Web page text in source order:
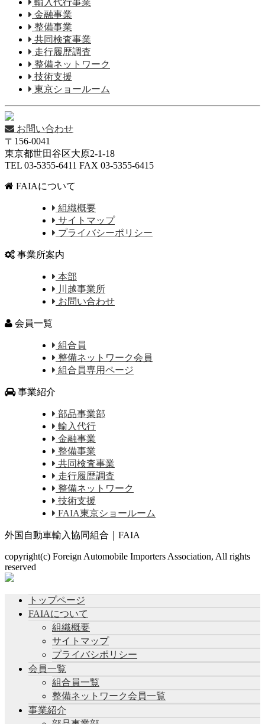
輸入代行事業
金融事業
整備事業
共同検査事業
走行履歴調査
整備ネットワーク
技術支援
東京ショールーム
お問い合わせ
〒156-0041
東京都世田谷区大原2-1-18
TEL 03-5355-6411 FAX 03-5355-6415
FAIAについて
組織概要
サイトマップ
プライバシーポリシー
事業所案内
本部
川越事業所
お問い合わせ
会員一覧
組合員
整備ネットワーク会員
組合員専用ページ
事業紹介
部品事業部
輸入代行
金融事業
整備事業
共同検査事業
走行履歴調査
整備ネットワーク
技術支援
FAIA東京ショールーム
外国自動車輸入協同組合｜FAIA
copyright(c) Foreign Automobile Importers Association, All rights
reserved
トップページ
FAIAについて
組織概要
サイトマップ
プライバシポリシー
会員一覧
組合員一覧
整備ネットワーク会員一覧
事業紹介